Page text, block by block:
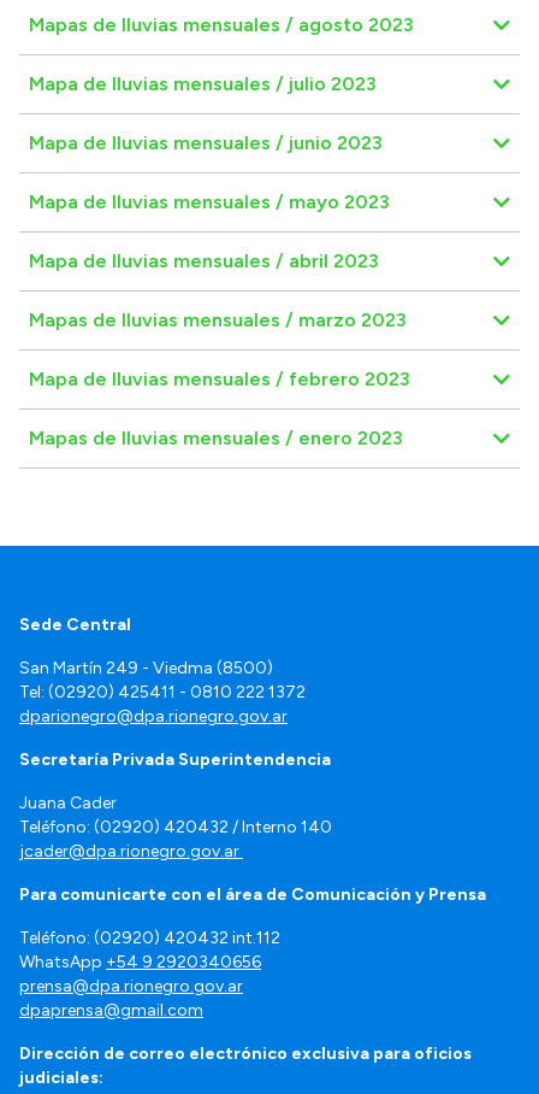
Mapas de lluvias mensuales / agosto 2023
Mapa de lluvias mensuales / julio 2023
Mapa de lluvias mensuales / junio 2023
Mapa de lluvias mensuales / mayo 2023
Mapa de lluvias mensuales / abril 2023
Mapas de lluvias mensuales / marzo 2023
Mapa de lluvias mensuales / febrero 2023
Mapas de lluvias mensuales / enero 2023
Sede Central
San Martín 249 - Viedma (8500)
Tel: (02920) 425411 - 0810 222 1372
dparionegro@dpa.rionegro.gov.ar
Secretaría Privada Superintendencia
Juana Cader
Teléfono: (02920) 420432 / Interno 140
jcader@dpa.rionegro.gov.ar
Para comunicarte con el área de Comunicación y Prensa
Teléfono: (02920) 420432 int.112
WhatsApp +54 9 2920340656
prensa@dpa.rionegro.gov.ar
dpaprensa@gmail.com
Dirección de correo electrónico exclusiva para oficios
judiciales: